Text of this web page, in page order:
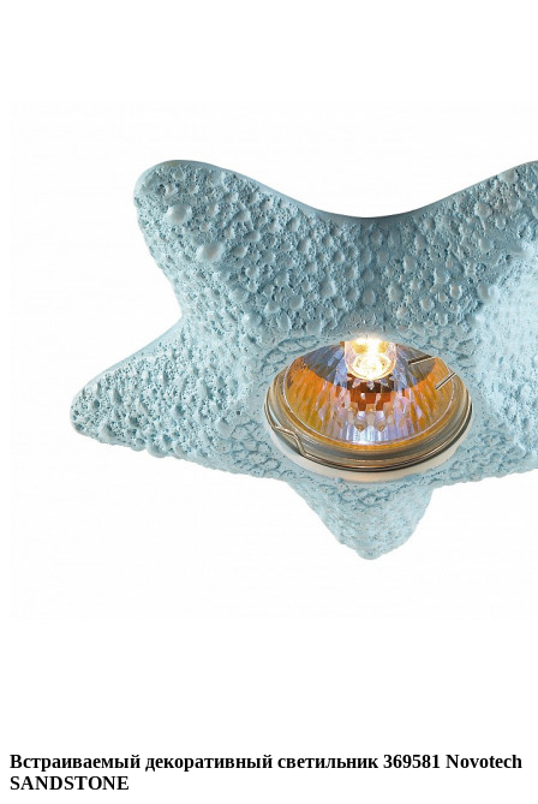
Встраиваемый декоративный светильник 369581 Novotech
SANDSTONE